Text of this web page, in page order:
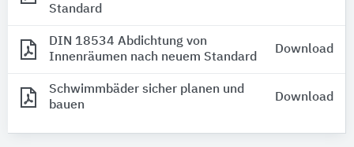
Standard
DIN 18534 Abdichtung von
Innenräumen nach neuem Standard
Download
Schwimmbäder sicher planen und
bauen
Download